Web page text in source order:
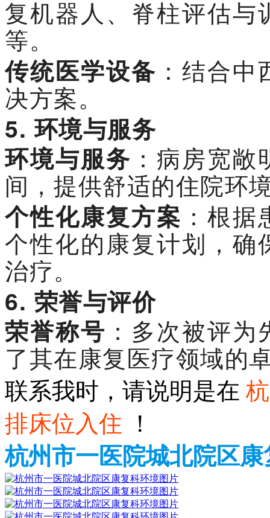
复机器人、脊柱评估与
等。
传统医学设备 ：结合
决方案。
5. 环境与服务
环境与服务 ：病房宽
间，提供舒适的住院环
个性化康复方案 ：根
个性化的康复计划，确
治疗。
6. 荣誉与评价
荣誉称号 ：多次被评
了其在康复医疗领域的
联系我时，请说明是在
排床位入住 ！
杭州市一医院城北院区